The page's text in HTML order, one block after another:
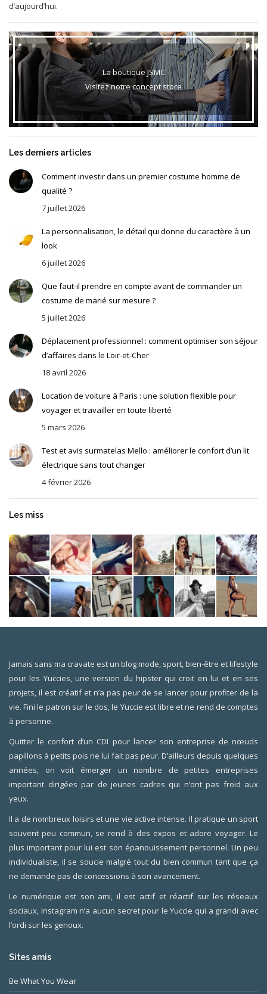
d’aujourd’hui.
La boutique JSMC
Visitez notre concept store
Les derniers articles
Comment investir dans un premier costume homme de
qualité ?
7 juillet 2026
La personnalisation, le détail qui donne du caractère à un
look
6 juillet 2026
Que faut-il prendre en compte avant de commander un
costume de marié sur mesure ?
5 juillet 2026
Déplacement professionnel : comment optimiser son séjour
d’affaires dans le Loir-et-Cher
18 avril 2026
Location de voiture à Paris : une solution flexible pour
voyager et travailler en toute liberté
5 mars 2026
Test et avis surmatelas Mello : améliorer le confort d’un lit
électrique sans tout changer
4 février 2026
Les miss
Jamais sans ma cravate est un blog mode, sport, bien-être et lifestyle
pour les Yuccies, une version du hipster qui croit en lui et en ses
projets, il est créatif et n’a pas peur de se lancer pour profiter de la
vie. Fini le patron sur le dos, le Yuccie est libre et ne rend de comptes
à personne.
Quitter le confort d’un CDI pour lancer son entreprise de nœuds
papillons à petits pois ne lui fait pas peur. D’ailleurs depuis quelques
années, on voit émerger un nombre de petites entreprises
important dirigées par de jeunes cadres qui n’ont pas froid aux
yeux.
Il a de nombreux loisirs et une vie active intense. Il pratique un sport
souvent peu commun, se rend à des expos et adore voyager. Le
plus important pour lui est son épanouissement personnel. Un peu
individualiste, il se soucie malgré tout du bien commun tant que ça
ne demande pas de concessions à son avancement.
Le numérique est son ami, il est actif et réactif sur les réseaux
sociaux, Instagram n’a aucun secret pour le Yuccie qui a grandi avec
l’ordi sur les genoux.
Sites amis
Be What You Wear